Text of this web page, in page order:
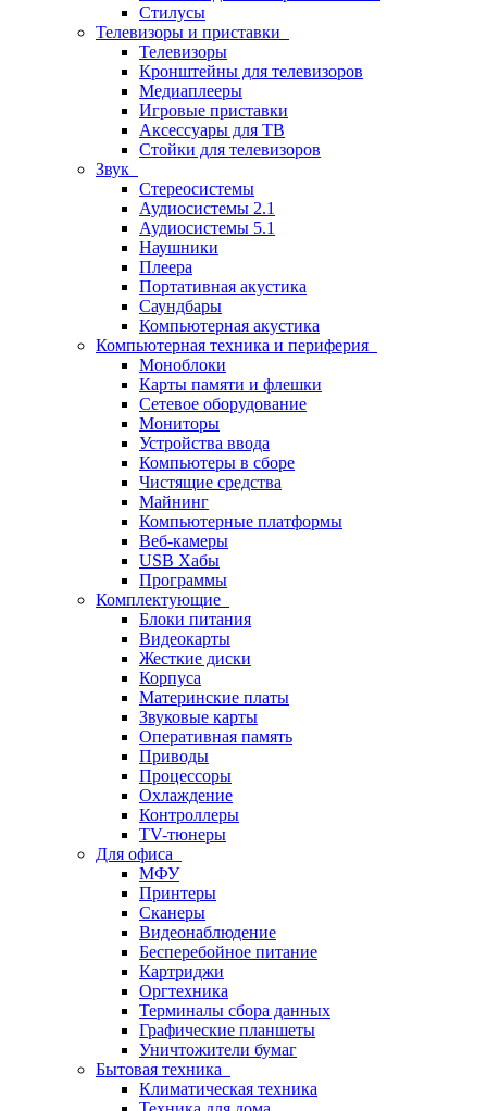
Стилусы
Телевизоры и приставки
Телевизоры
Кронштейны для телевизоров
Медиаплееры
Игровые приставки
Аксессуары для ТВ
Стойки для телевизоров
Звук
Стереосистемы
Аудиосистемы 2.1
Аудиосистемы 5.1
Наушники
Плеера
Портативная акустика
Саундбары
Компьютерная акустика
Компьютерная техника и периферия
Моноблоки
Карты памяти и флешки
Сетевое оборудование
Мониторы
Устройства ввода
Компьютеры в сборе
Чистящие средства
Майнинг
Компьютерные платформы
Веб-камеры
USB Хабы
Программы
Комплектующие
Блоки питания
Видеокарты
Жесткие диски
Корпуса
Материнские платы
Звуковые карты
Оперативная память
Приводы
Процессоры
Охлаждение
Контроллеры
TV-тюнеры
Для офиса
МФУ
Принтеры
Сканеры
Видеонаблюдение
Бесперебойное питание
Картриджи
Оргтехника
Терминалы сбора данных
Графические планшеты
Уничтожители бумаг
Бытовая техника
Климатическая техника